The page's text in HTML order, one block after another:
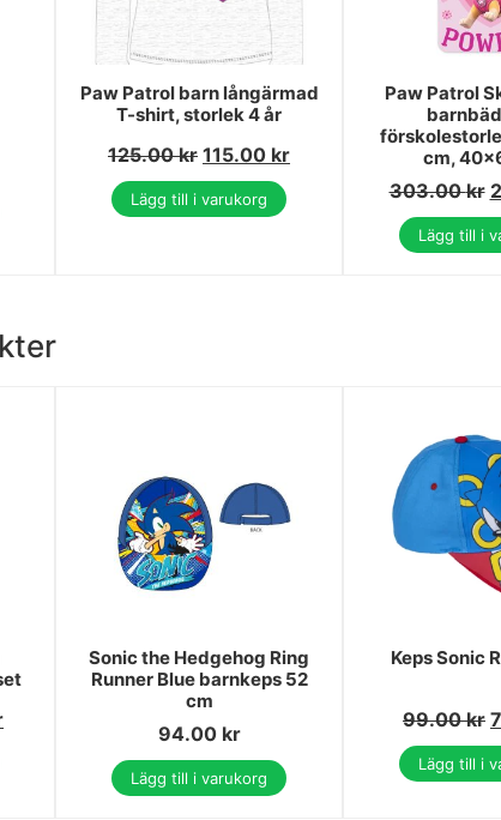
Paw Patrol barn långärmad
T-shirt, storlek 4 år
125.00kr 115.00 kr
Lägg till i varukorg
Paw Patrol
cm,
303.00kr
Lägg till i
Sonic the Hedgehog Ring
Runner Blue barnkeps 52
cm
94.00 kr
Lägg till i varukorg
Keps Sonic
99.00kr
Lägg till i